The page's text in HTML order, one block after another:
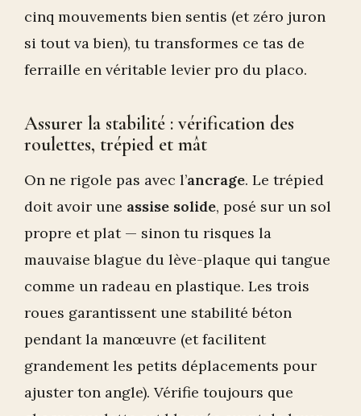
cinq mouvements bien sentis (et zéro juron
si tout va bien), tu transformes ce tas de
ferraille en véritable levier pro du placo.
Assurer la stabilité : vérification des
roulettes, trépied et mât
On ne rigole pas avec l’ancrage. Le trépied
doit avoir une assise solide, posé sur un sol
propre et plat — sinon tu risques la
mauvaise blague du lève-plaque qui tangue
comme un radeau en plastique. Les trois
roues garantissent une stabilité béton
pendant la manœuvre (et facilitent
grandement les petits déplacements pour
ajuster ton angle). Vérifie toujours que